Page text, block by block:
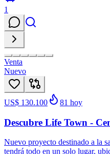
1
Venta
Nuevo
US$ 130.100 81 hoy
Descubre Life Town -
Nuevo proyecto destinado a la
tendrá todo en un solo lugar,